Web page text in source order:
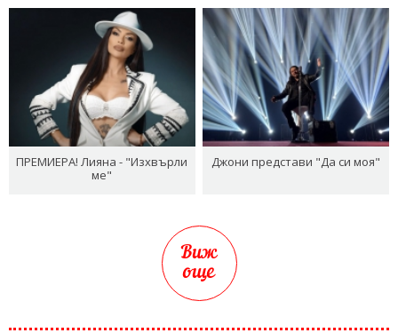
ПРЕМИЕРА! Лияна - "Изхвърли
ме"
Джони представи "Да си моя"
Виж
още